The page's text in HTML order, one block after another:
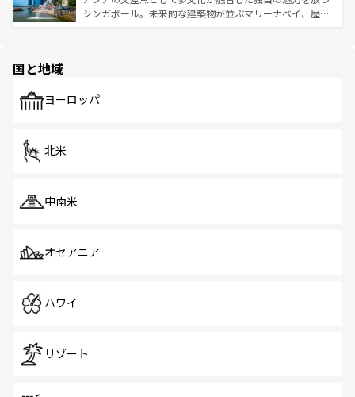
た文化、そして多様な観光資源が、訪れる旅人を魅了し続
うな絶景から文化的な体験まで、香港を存分に楽しみ尽く
シンガポール。未来的な建築物が並ぶマリーナベイ、歴史
で、ホーカーズは地元の風情を楽しめる外せないスポット
国と地域
ヨーロッパ
北米
中南米
オセアニア
ハワイ
リゾート